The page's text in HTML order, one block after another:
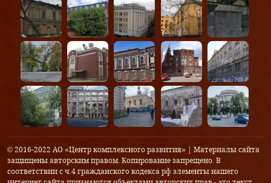
© 2016-2022 АО «Центр комплексного развития» | Материалы сайта
защищены авторским правом. Копирование запрещено. В
соответствии с ч.4 гражданского кодекса рф элементы нашего